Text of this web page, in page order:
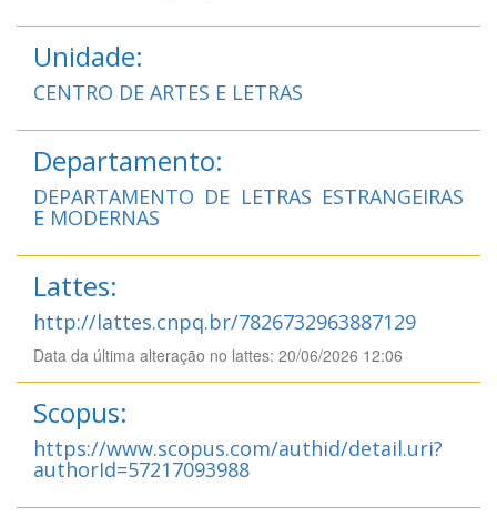
Unidade:
CENTRO DE ARTES E LETRAS
Departamento:
DEPARTAMENTO DE LETRAS ESTRANGEIRAS
E MODERNAS
Lattes:
http://lattes.cnpq.br/7826732963887129
Data da última alteração no lattes: 20/06/2026 12:06
Scopus:
https://www.scopus.com/authid/detail.uri?
authorId=57217093988